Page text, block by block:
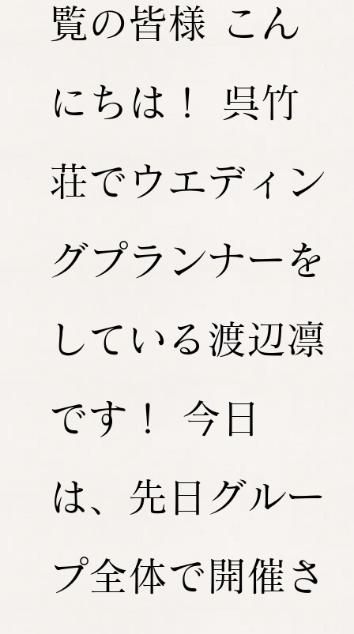
覧の皆様 こん
にちは！ 呉竹
荘でウエディン
グプランナーを
している渡辺凛
です！ 今日
は、先日グルー
プ全体で開催さ